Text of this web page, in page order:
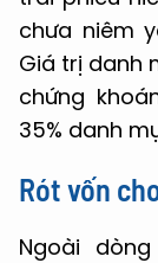
chưa niêm
Giá trị danh
chứng
35% danh
Rót vốn
Ngoài